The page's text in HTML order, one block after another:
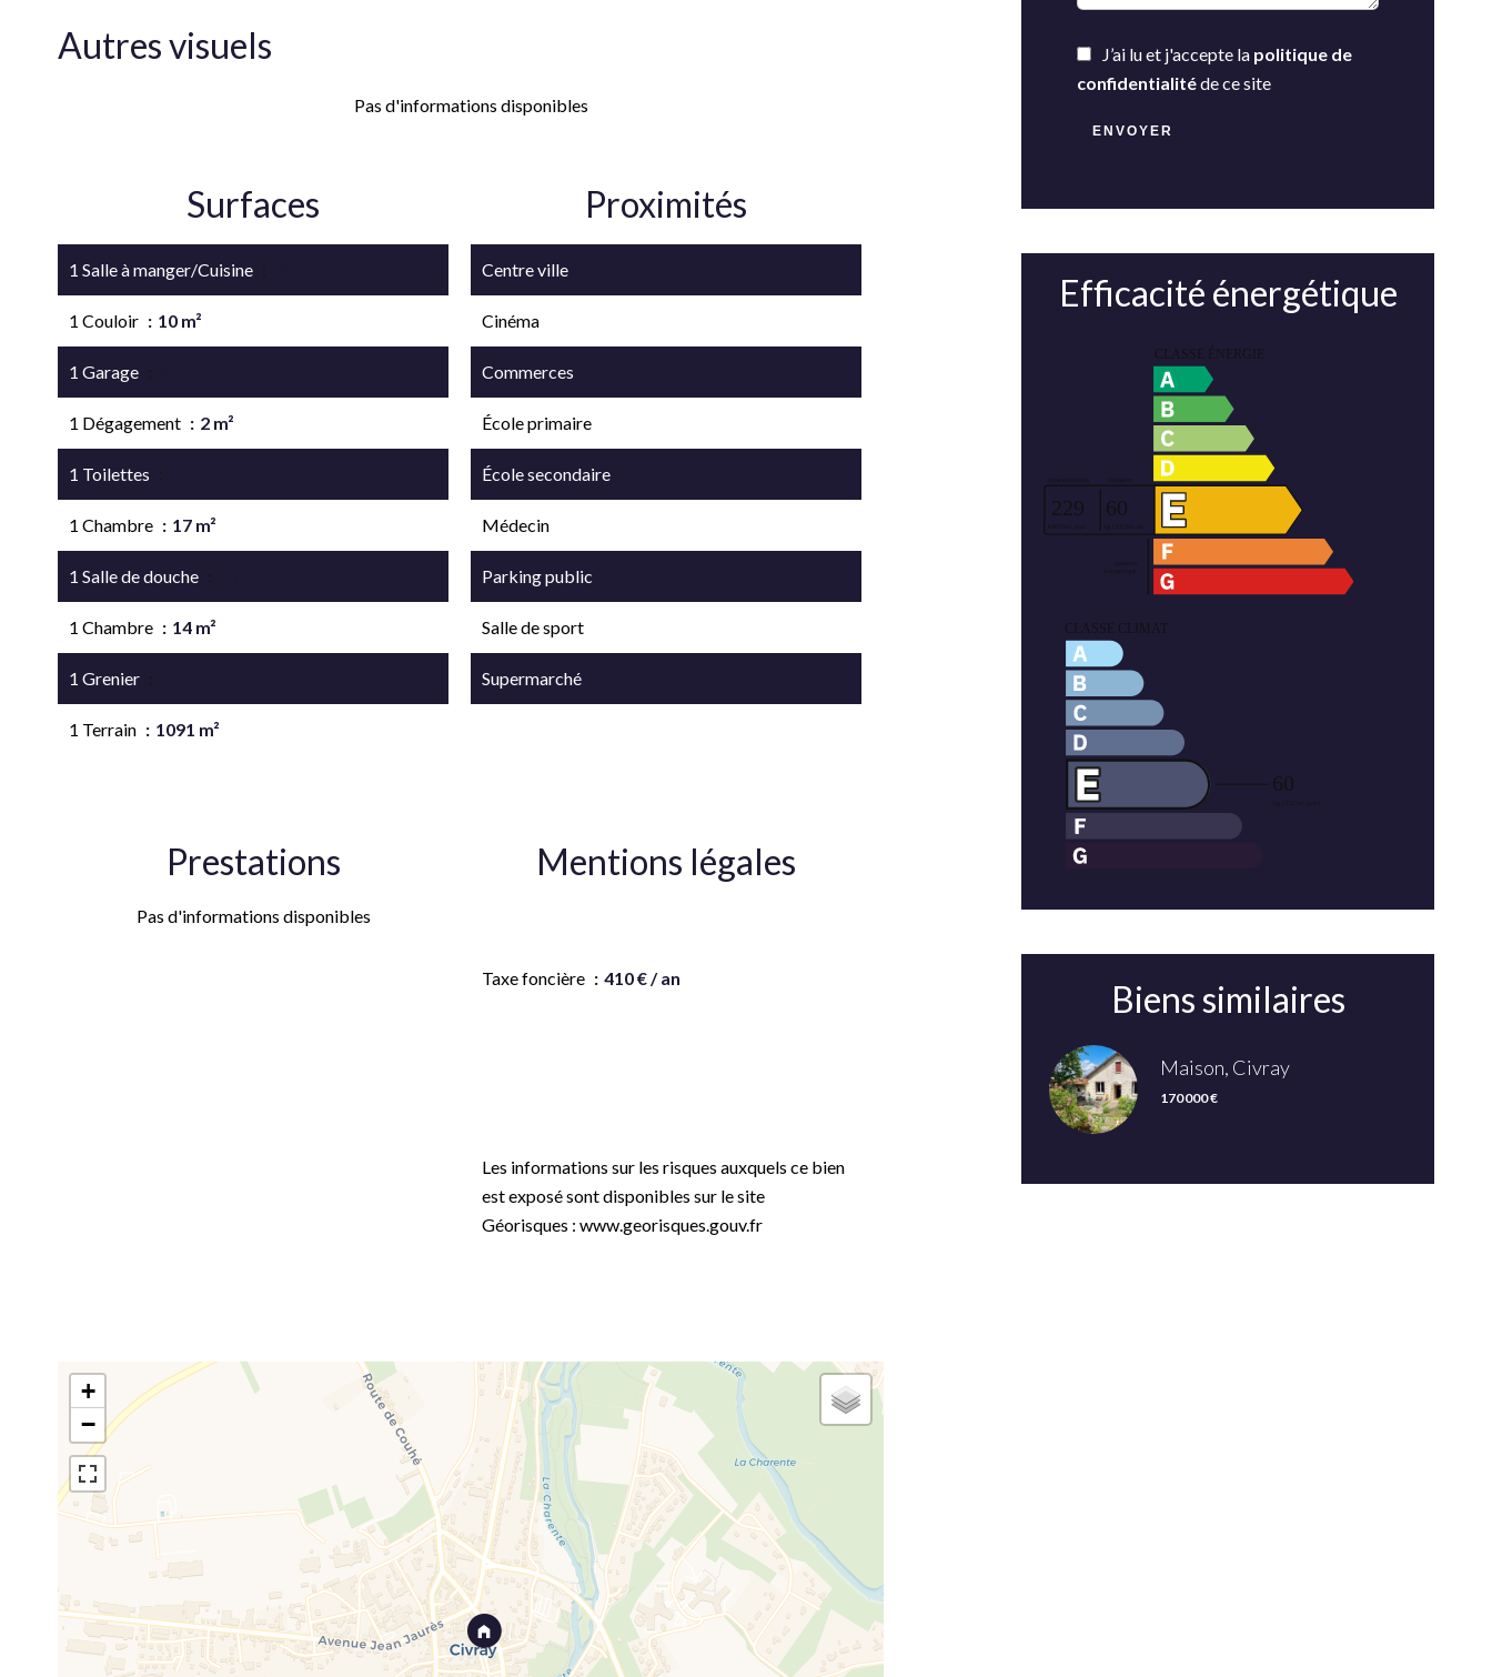
Autres visuels
Pas d'informations disponibles
Surfaces
1 Salle à manger/Cuisine
1 Couloir 10 m²
1 Garage
1 Dégagement 2 m²
1 Toilettes
1 Chambre 17 m²
1 Salle de douche
1 Chambre 14 m²
1 Grenier
1 Terrain 1091 m²
Proximités
Centre ville
Cinéma
Commerces
École primaire
École secondaire
Médecin
Parking public
Salle de sport
Supermarché
Prestations
Pas d'informations disponibles
Mentions légales
Taxe foncière 410 € / an
Les informations sur les risques auxquels ce bien
est exposé sont disponibles sur le site
Géorisques : www.georisques.gouv.fr
+
−
J’ai lu et j'accepte la politique de
confidentialitéde ce site
ENVOYER
Efficacité énergétique
Biens similaires
Maison, Civray
170 000 €